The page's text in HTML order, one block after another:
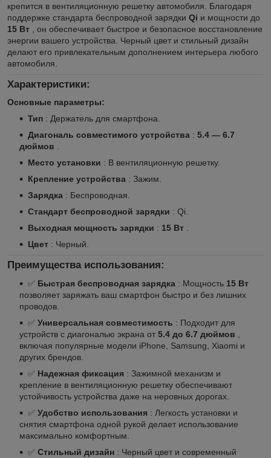
крепится в вентиляционную решетку автомобиля. Благодаря
поддержке стандарта беспроводной зарядки Qi и мощности до
15 Вт
, он обеспечивает быстрое и безопасное восстановление
энергии вашего устройства. Черный цвет и стильный дизайн
делают его привлекательным дополнением интерьера любого
автомобиля.
Характеристики:
Основные параметры:
Тип : Держатель для смартфона.
Диагональ совместимого устройства : 5.4 — 6.7
дюймов .
Место установки : В вентиляционную решетку.
Крепление устройства : Зажим.
Зарядка : Беспроводная.
Стандарт беспроводной зарядки : Qi.
Выходная мощность зарядки : 15 Вт .
Цвет : Черный.
Преимущества использования:
✅ Быстрая беспроводная зарядка : Мощность 15 Вт
позволяет заряжать ваш смартфон быстро и без лишних
проводов.
✅ Универсальная совместимость : Подходит для
устройств с диагональю экрана от 5.4 до 6.7 дюймов
включая популярные модели iPhone, Samsung, Xiaomi и
других брендов.
✅ Надежная фиксация : Зажимной механизм и
крепление в вентиляционную решетку обеспечивают
устойчивость устройства даже на неровных дорогах.
✅ Удобство использования : Легкость установки и
снятия смартфона одной рукой делает использование
максимально комфортным.
✅ Стильный дизайн : Черный цвет и современный